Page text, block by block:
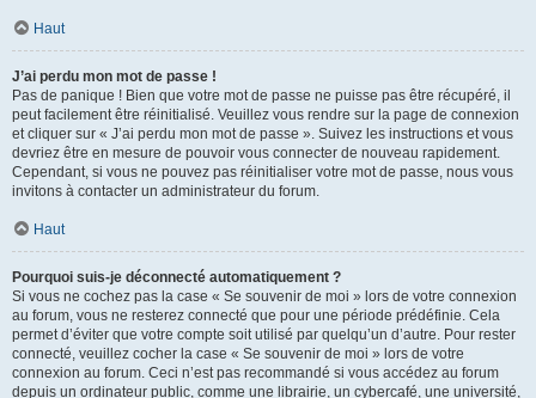
Haut
J’ai perdu mon mot de passe !
Pas de panique ! Bien que votre mot de passe ne puisse pas être récupéré, il
peut facilement être réinitialisé. Veuillez vous rendre sur la page de connexion
et cliquer sur « J’ai perdu mon mot de passe ». Suivez les instructions et vous
devriez être en mesure de pouvoir vous connecter de nouveau rapidement.
Cependant, si vous ne pouvez pas réinitialiser votre mot de passe, nous vous
invitons à contacter un administrateur du forum.
Haut
Pourquoi suis-je déconnecté automatiquement ?
Si vous ne cochez pas la case « Se souvenir de moi » lors de votre connexion
au forum, vous ne resterez connecté que pour une période prédéfinie. Cela
permet d’éviter que votre compte soit utilisé par quelqu’un d’autre. Pour rester
connecté, veuillez cocher la case « Se souvenir de moi » lors de votre
connexion au forum. Ceci n’est pas recommandé si vous accédez au forum
depuis un ordinateur public, comme une librairie, un cybercafé, une université,